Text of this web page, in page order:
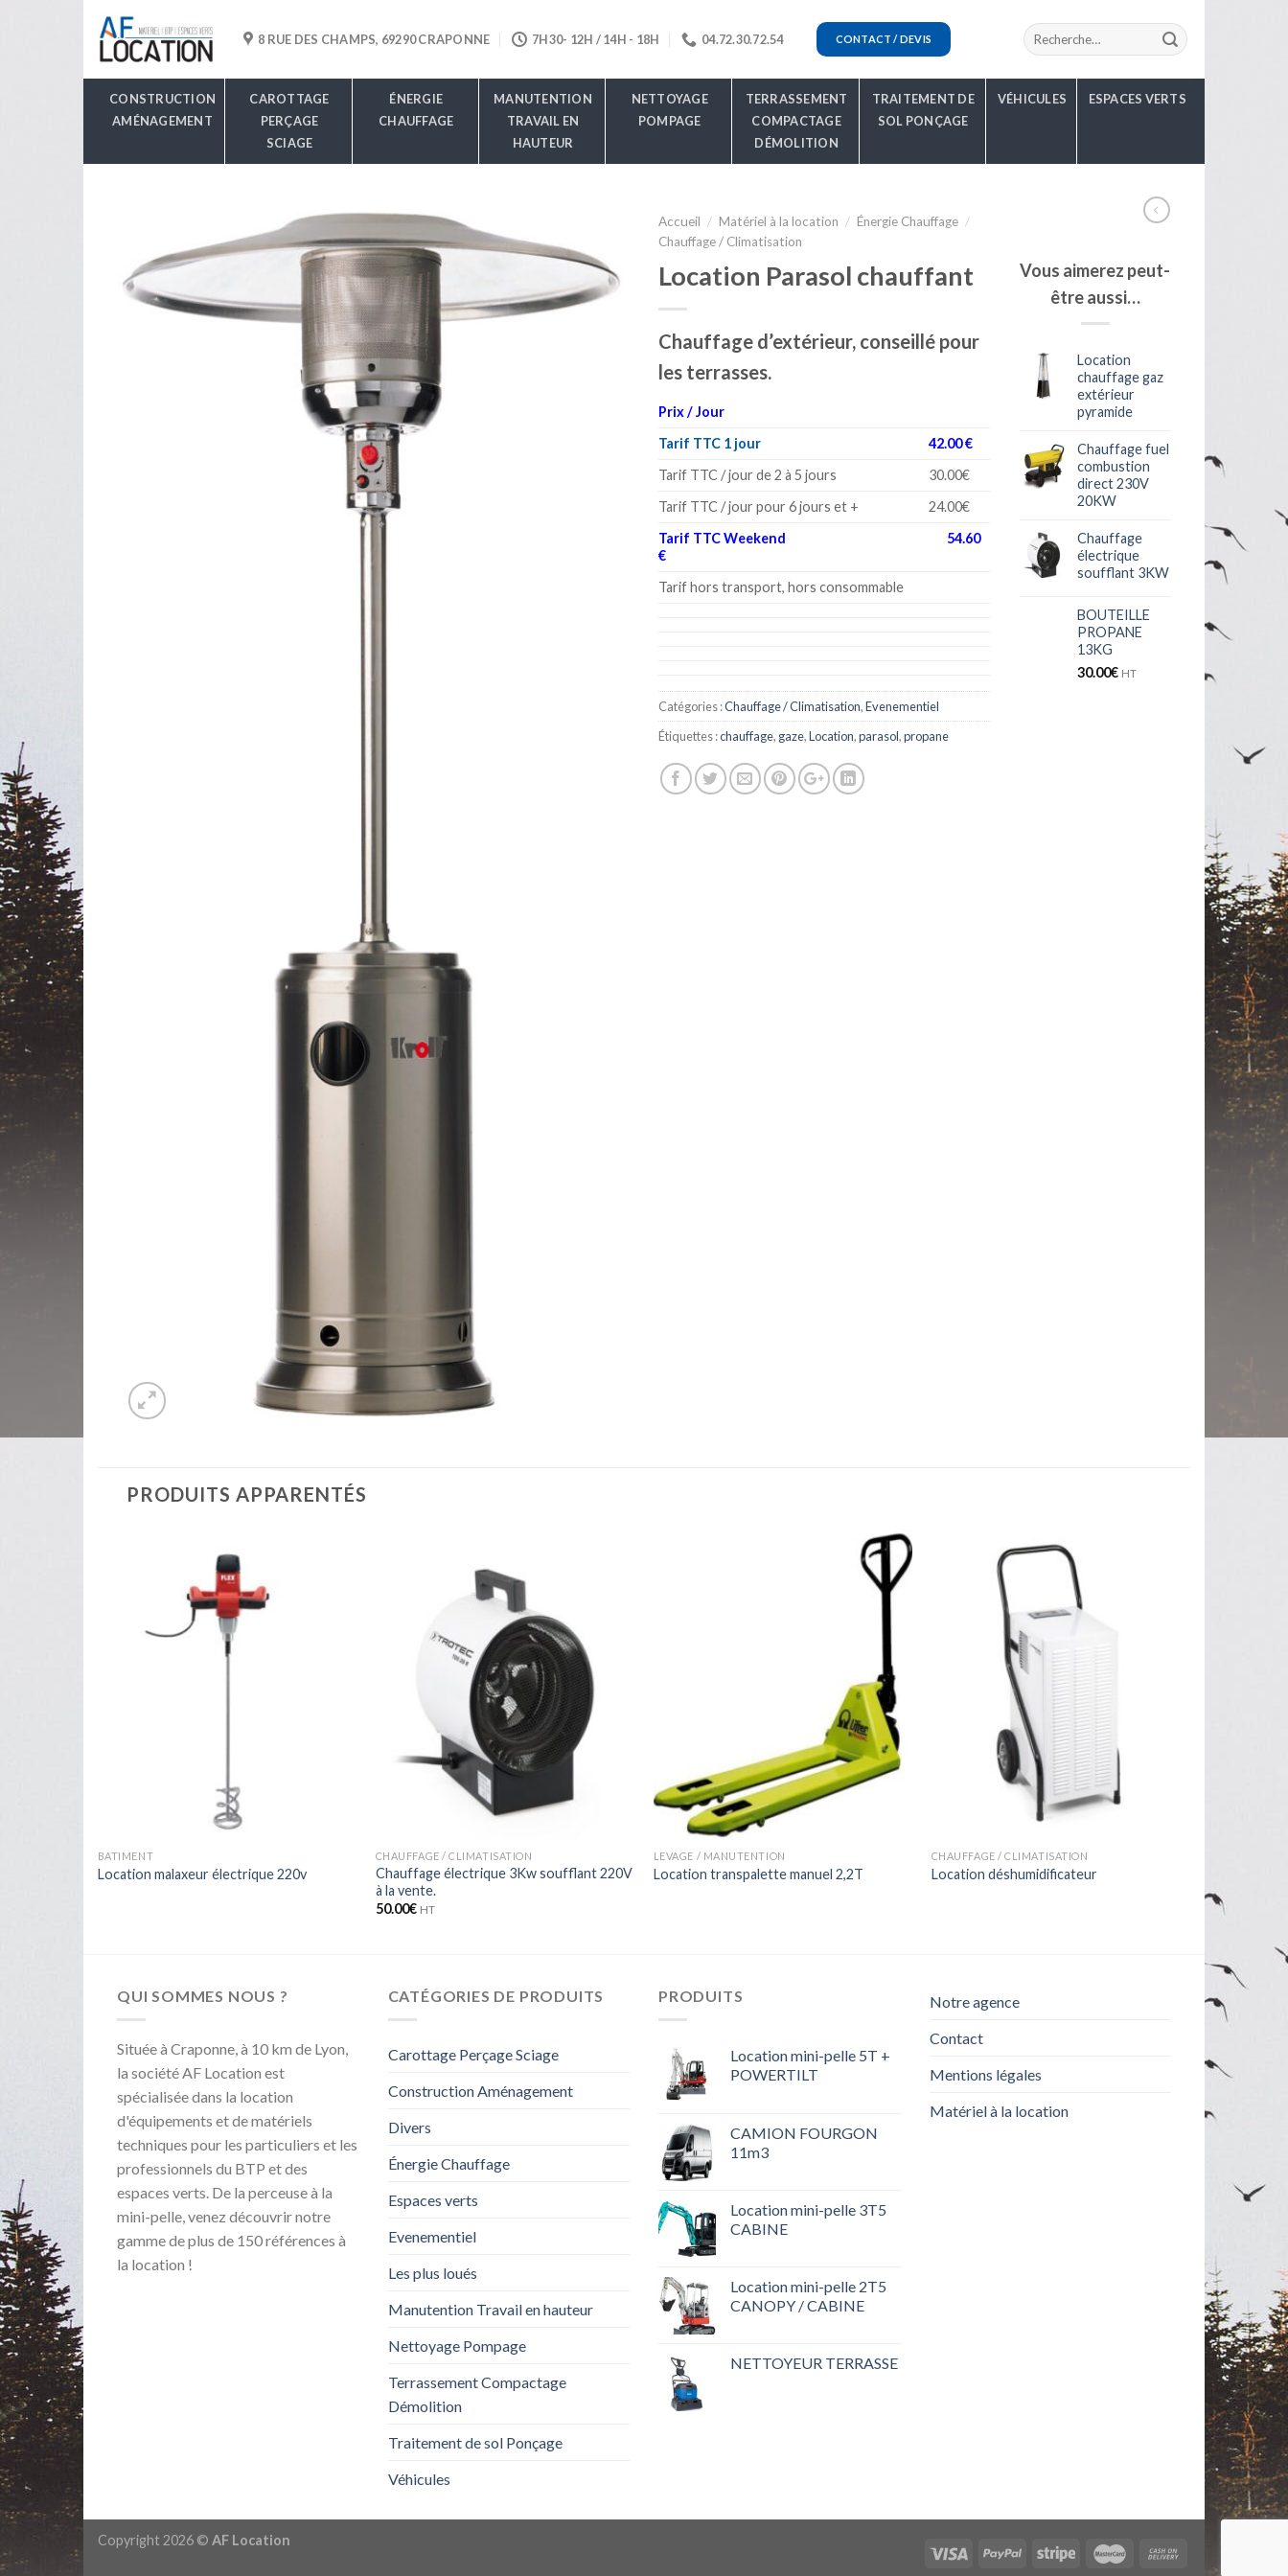
Skip
content
8 RUE DES CHAMPS, 69290 CRAPONNE 7H30- 12H / 14H - 18H 04.72.30.72.54 CONTACT / DEVIS
CONSTRUCTION
AMÉNAGEMENT
CAROTTAGE
PERÇAGE
SCIAGE
ÉNERGIE
CHAUFFAGE
MANUTENTION
TRAVAIL EN
HAUTEUR
NETTOYAGE
POMPAGE
TERRASSEMENT
COMPACTAGE
DÉMOLITION
TRAITEMENT DE
SOL PONÇAGE
VÉHICULES ESPACES VERTS
Accueil / Matériel à la location / Énergie Chauffage /
Chauffage / Climatisation
Location Parasol chauffant
Chauffage d’extérieur, conseillé pour
les terrasses.
Prix / Jour
Tarif TTC 1 jour
42.00 €
Tarif TTC / jour de 2 à 5 jours
30.00€
Tarif TTC / jour pour 6 jours et +
24.00€
Tarif TTC Weekend 54.60
€
Tarif hors transport, hors consommable
Catégories :Chauffage / Climatisation,Evenementiel
Étiquettes :chauffage, gaze,Location,parasol,propane
Vous aimerez peut-
être aussi…
Location
chauffage gaz
extérieur
pyramide
Chauffage fuel
combustion
direct 230V
20KW
Chauffage
électrique
soufflant 3KW
BOUTEILLE
PROPANE
13KG
30.00€ HT
PRODUITS APPARENTÉS
BATIMENT
Location malaxeur électrique 220v
CHAUFFAGE / CLIMATISATION
Chauffage électrique 3Kw soufflant 220V
à la vente.
50.00€ HT
LEVAGE / MANUTENTION
Location transpalette manuel 2,2T
CHAUFFAGE / CLIMATISATION
Location déshumidificateur
QUI SOMMES NOUS ?
Située à Craponne, à 10 km de Lyon,
la société AF Location est
spécialisée dans la location
d'équipements et de matériels
techniques pour les particuliers et les
professionnels du BTP et des
espaces verts. De la perceuse à la
mini-pelle, venez découvrir notre
gamme de plus de 150 références à
la location !
CATÉGORIES DE PRODUITS
Carottage Perçage Sciage
Construction Aménagement
Divers
Énergie Chauffage
Espaces verts
Evenementiel
Les plus loués
Manutention Travail en hauteur
Nettoyage Pompage
Terrassement Compactage
Démolition
Traitement de sol Ponçage
Véhicules
PRODUITS
Location mini-pelle 5T +
POWERTILT
CAMION FOURGON
11m3
Location mini-pelle 3T5
CABINE
Location mini-pelle 2T5
CANOPY / CABINE
NETTOYEUR TERRASSE
Notre agence
Contact
Mentions légales
Matériel à la location
Copyright 2026 © AF Location